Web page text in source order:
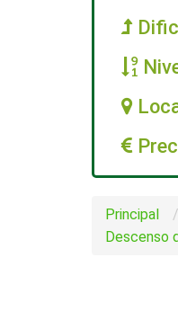
Principal
Descenso